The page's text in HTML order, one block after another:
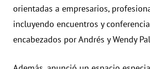
orientadas a empresarios,
incluyendo encuentros y
encabezados por Andrés y Wendy